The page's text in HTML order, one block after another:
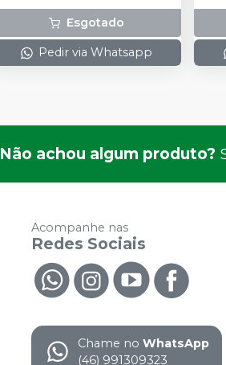
Esgotado
Pedir via Whatsapp
Não achou algum produto?
Acompanhe nas
Redes Sociais
Chame no WhatsApp
(46) 991309323